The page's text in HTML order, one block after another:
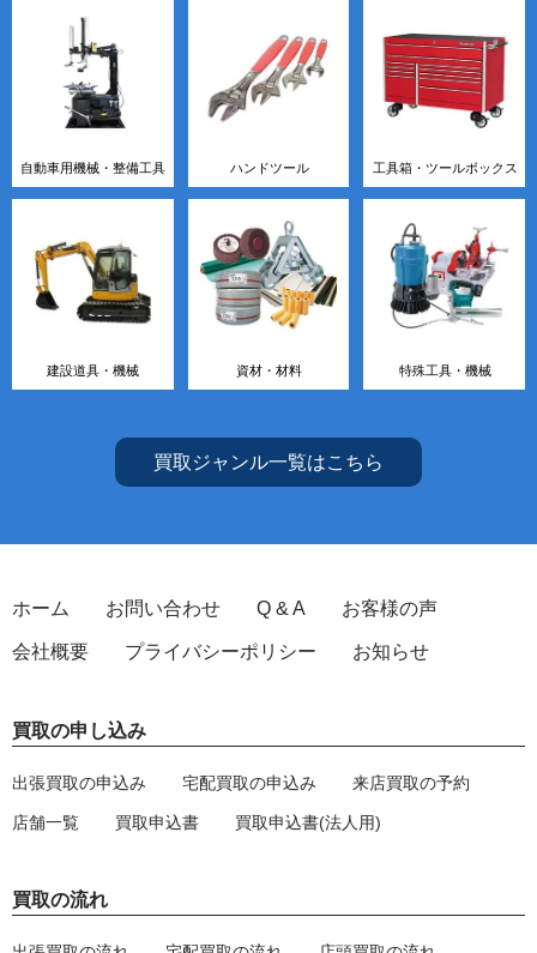
自動車用機械・整備工具 ハンドツール 工具箱・ツールボックス
建設道具・機械 資材・材料 特殊工具・機械
買取ジャンル一覧はこちら
ホーム お問い合わせ Q & A お客様の声
会社概要 プライバシーポリシー お知らせ
買取の申し込み
出張買取の申込み 宅配買取の申込み 来店買取の予約
店舗一覧 買取申込書 買取申込書(法人用)
買取の流れ